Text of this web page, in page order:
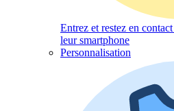
Entrez et restez en
leur smartphone
Personnalisation